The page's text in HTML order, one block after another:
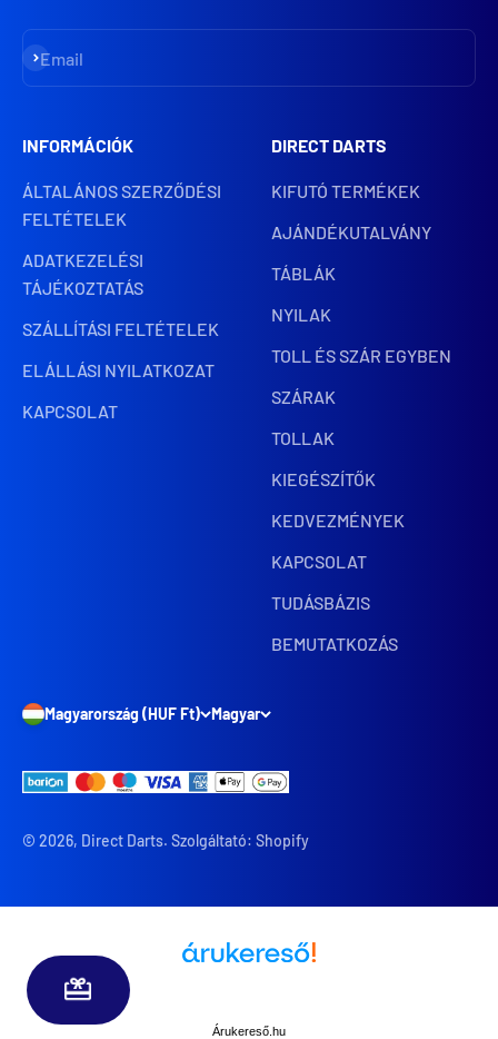
Email
Iratkozz fel
INFORMÁCIÓK
ÁLTALÁNOS SZERZŐDÉSI
FELTÉTELEK
ADATKEZELÉSI
TÁJÉKOZTATÁS
SZÁLLÍTÁSI FELTÉTELEK
ELÁLLÁSI NYILATKOZAT
KAPCSOLAT
DIRECT DARTS
KIFUTÓ TERMÉKEK
AJÁNDÉKUTALVÁNY
TÁBLÁK
NYILAK
TOLL ÉS SZÁR EGYBEN
SZÁRAK
TOLLAK
KIEGÉSZÍTŐK
KEDVEZMÉNYEK
KAPCSOLAT
TUDÁSBÁZIS
BEMUTATKOZÁS
Magyarország (HUF Ft) Magyar
© 2026, Direct Darts. Szolgáltató: Shopify
Árukereső.hu